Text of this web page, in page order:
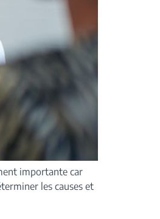
importante car
les causes et